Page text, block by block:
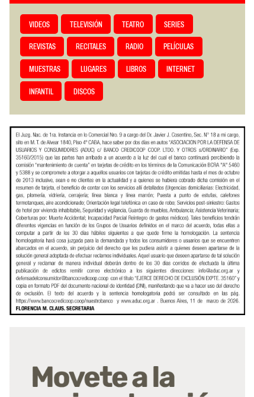
VIDEOS TELEVISIÓN TEATRO SERIES
REVISTAS RECITALES RADIO PELÍCULAS
MUESTRAS LUGARES LIBROS INTERNET
INFANTIL DISCOS